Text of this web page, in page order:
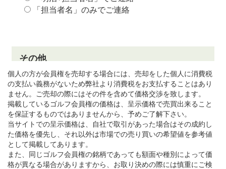
個人の方が会員権を売却する場合には、売却をした個人に消費税
の支払い義務がないため弊社より消費税をお支払することはあり
ません。ご売却の際にはその件を含めて価格交渉を致します。
掲載しているゴルフ会員権の価格は、呈示価格で売買出来ること
を保証するものではありませんから、予めご了解下さい。
当サイトでの呈示価格は、自社で取引があった場合はその成約し
た価格を優先し、それ以外は市場での売り買いの希望値を参考値
として掲載してあります。
また、同じゴルフ会員権の銘柄であっても額面や種別によって価
格が異なる場合がありますから、お取り決めの際には慎重にご検